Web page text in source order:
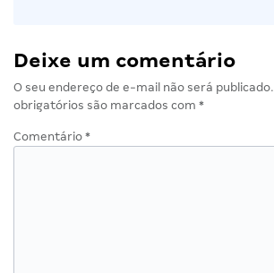
Deixe um comentário
O seu endereço de e-mail não será publicado.
obrigatórios são marcados com *
Comentário *